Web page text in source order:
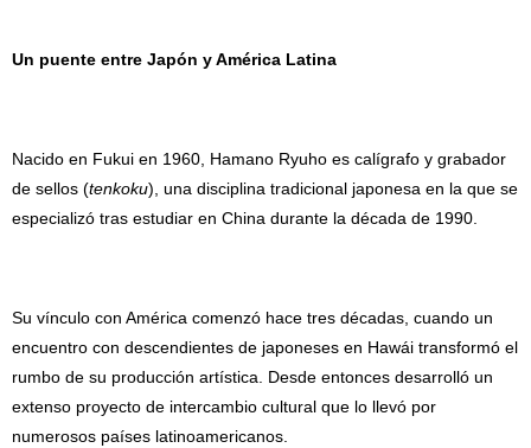
Un puente entre Japón y América Latina
Nacido en Fukui en 1960, Hamano Ryuho es calígrafo y grabador
de sellos (tenkoku), una disciplina tradicional japonesa en la que se
especializó tras estudiar en China durante la década de 1990.
Su vínculo con América comenzó hace tres décadas, cuando un
encuentro con descendientes de japoneses en Hawái transformó el
rumbo de su producción artística. Desde entonces desarrolló un
extenso proyecto de intercambio cultural que lo llevó por
numerosos países latinoamericanos.